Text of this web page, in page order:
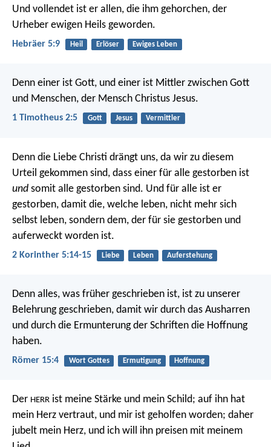
Und vollendet ist er allen, die ihm gehorchen, der
Urheber ewigen Heils geworden.
Hebräer 5:9 Heil Erlöser Ewiges Leben
Denn einer ist Gott, und einer ist Mittler zwischen Gott
und Menschen, der Mensch Christus Jesus.
1 Timotheus 2:5 Gott Jesus Vermittler
Denn die Liebe Christi drängt uns, da wir zu diesem
Urteil gekommen sind, dass einer für alle gestorben ist
und somit alle gestorben sind. Und für alle ist er
gestorben, damit die, welche leben, nicht mehr sich
selbst leben, sondern dem, der für sie gestorben und
auferweckt worden ist.
2 Korinther 5:14-15 Liebe Leben Auferstehung
Denn alles, was früher geschrieben ist, ist zu unserer
Belehrung geschrieben, damit wir durch das Ausharren
und durch die Ermunterung der Schriften die Hoffnung
haben.
Römer 15:4 Wort Gottes Ermutigung Hoffnung
Der HERR ist meine Stärke und mein Schild; auf ihn hat
mein Herz vertraut, und mir ist geholfen worden; daher
jubelt mein Herz, und ich will ihn preisen mit meinem